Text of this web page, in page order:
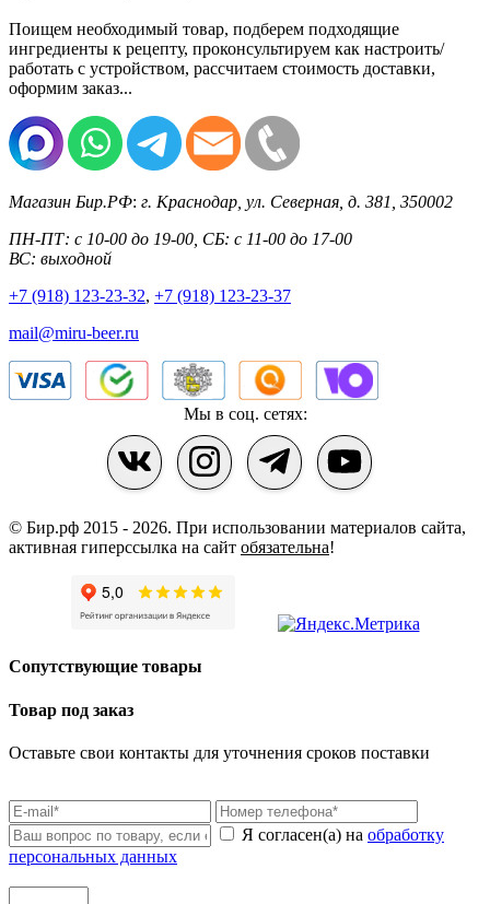
Поищем необходимый товар, подберем подходящие
ингредиенты к рецепту, проконсультируем как настроить/
работать с устройством, рассчитаем стоимость доставки,
оформим заказ...
Магазин Бир.РФ: г. Краснодар ул. Северная, д. 381 350002
ПН-ПТ: с 10-00 до 19-00, СБ: с 11-00 до 17-00
ВС: выходной
+7 (918) 123-23-32, +7 (918) 123-23-37
mail@miru-beer.ru
Мы в соц. сетях:
© Бир.рф 2015 - 2026. При использовании материалов сайта,
активная гиперссылка на сайт обязательна!
Сопутствующие товары
Товар под заказ
Оставьте свои контакты для уточнения сроков поставки
Я согласен(а) на обработку
персональных данных